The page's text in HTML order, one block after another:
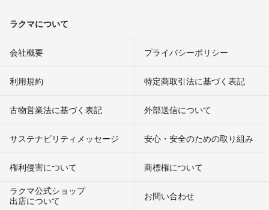
ラクマについて
会社概要 プライバシーポリシー
利用規約 特定商取引法に基づく表記
古物営業法に基づく表記 外部送信について
サステナビリティメッセージ 安心・安全のための取り組み
権利侵害について
商標権について
ラクマ公式ショップ
出店について
お問い合わせ